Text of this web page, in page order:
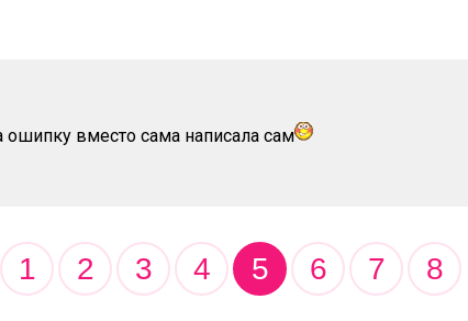
ошипку вместо сама написала сам
1 2 3 4 5 6 7 8